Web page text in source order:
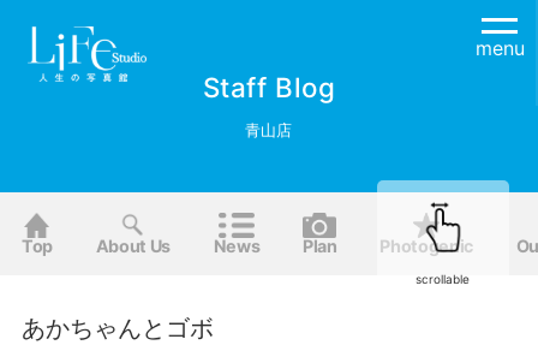
menu
Staff Blog
青山店
Top About Us News Plan Photogenic
あかちゃんとゴボ